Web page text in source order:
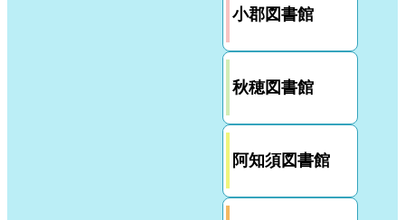
小郡図書館
秋穂図書館
阿知須図書館